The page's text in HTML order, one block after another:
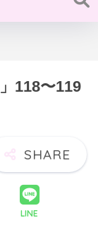
118〜119
LINE